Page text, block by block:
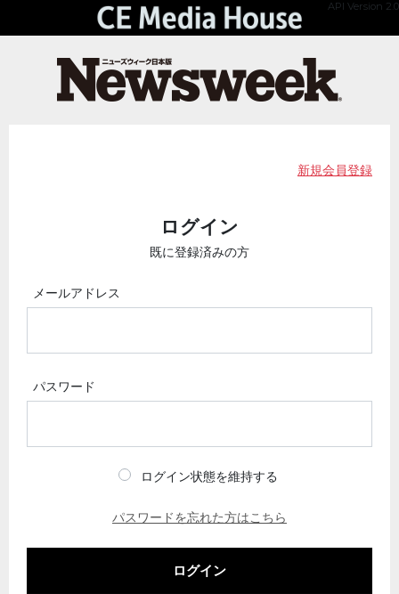
API Version 2.0
新規会員登録
ログイン
既に登録済みの方
メールアドレス
パスワード
ログイン状態を維持する
パスワードを忘れた方はこちら
ログイン